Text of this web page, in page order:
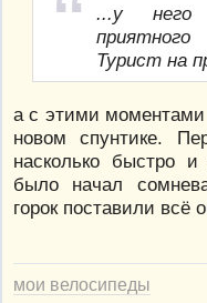
...у
Турист на
а с этими моментами
новом спунтике.
насколько быстро
было начал
горок поставили всё
мои велосипеды